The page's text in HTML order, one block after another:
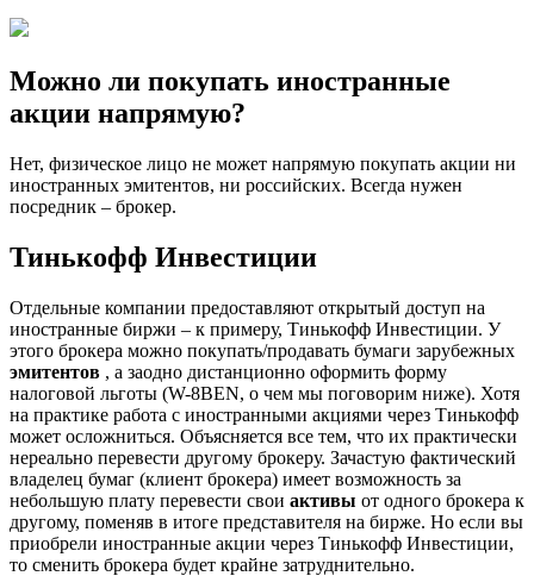
Можно ли покупать иностранные
акции напрямую?
Нет, физическое лицо не может напрямую покупать акции ни
иностранных эмитентов, ни российских. Всегда нужен
посредник – брокер.
Тинькофф Инвестиции
Отдельные компании предоставляют открытый доступ на
иностранные биржи – к примеру, Тинькофф Инвестиции. У
этого брокера можно покупать/продавать бумаги зарубежных
эмитентов , а заодно дистанционно оформить форму
налоговой льготы (W-8BEN, о чем мы поговорим ниже). Хотя
на практике работа с иностранными акциями через Тинькофф
может осложниться. Объясняется все тем, что их практически
нереально перевести другому брокеру. Зачастую фактический
владелец бумаг (клиент брокера) имеет возможность за
небольшую плату перевести свои активы от одного брокера к
другому, поменяв в итоге представителя на бирже. Но если вы
приобрели иностранные акции через Тинькофф Инвестиции,
то сменить брокера будет крайне затруднительно.